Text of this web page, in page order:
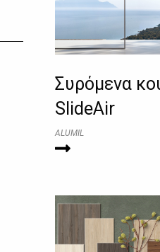
Συρόμενα
SlideAir
ALUMIL